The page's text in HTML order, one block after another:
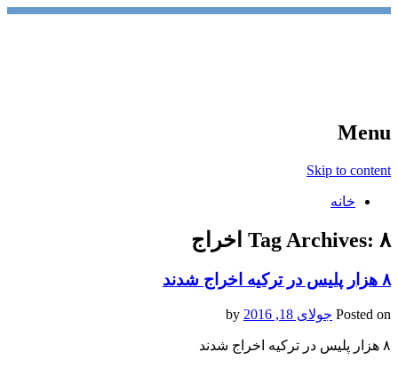
Menu
Skip to content
خانه
Tag Archives: ۸ اخراج
۸ هزار پلیس در ترکیه اخراج شدند
Posted on جولای 18, 2016
۸ هزار پلیس در ترکیه اخراج شدند